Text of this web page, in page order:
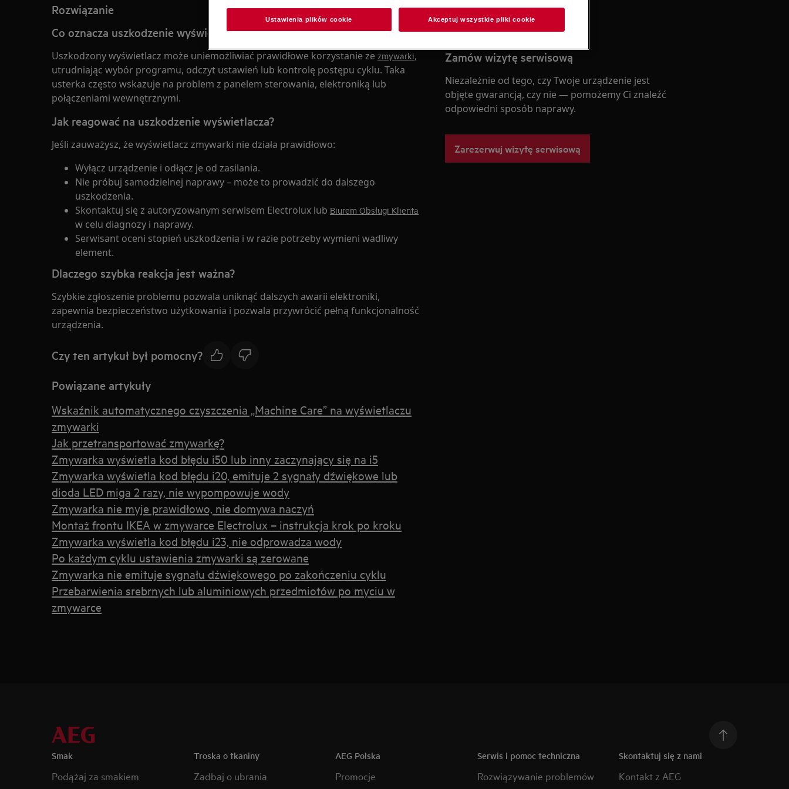
Rozwiązanie
Co oznacza uszkodzenie wyświetlacza zmywarki?
Uszkodzony wyświetlacz może uniemożliwiać prawidłowe korzystanie ze zmywarki,
utrudniając wybór programu, odczyt ustawień lub kontrolę postępu cyklu. Taka
usterka często wskazuje na problem z panelem sterowania, elektroniką lub
połączeniami wewnętrznymi.
Jak reagować na uszkodzenie wyświetlacza?
Jeśli zauważysz, że wyświetlacz zmywarki nie działa prawidłowo:
Wyłącz urządzenie i odłącz je od zasilania.
Nie próbuj samodzielnej naprawy – może to prowadzić do dalszego
uszkodzenia.
Skontaktuj się z autoryzowanym serwisem Electrolux lub Biurem Obsługi Klienta
w celu diagnozy i naprawy.
Serwisant oceni stopień uszkodzenia i w razie potrzeby wymieni wadliwy
element.
Dlaczego szybka reakcja jest ważna?
Szybkie zgłoszenie problemu pozwala uniknąć dalszych awarii elektroniki,
zapewnia bezpieczeństwo użytkowania i pozwala przywrócić pełną funkcjonalność
urządzenia.
Czy ten artykuł był pomocny?
Powiązane artykuły
Wskaźnik automatycznego czyszczenia „Machine Care” na wyświetlaczu
zmywarki
Jak przetransportować zmywarkę?
Zmywarka wyświetla kod błędu i50 lub inny zaczynający się na i5
Zmywarka wyświetla kod błędu i20, emituje 2 sygnały dźwiękowe lub
dioda LED miga 2 razy, nie wypompowuje wody
Zmywarka nie myje prawidłowo, nie domywa naczyń
Montaż frontu IKEA w zmywarce Electrolux – instrukcja krok po kroku
Zmywarka wyświetla kod błędu i23, nie odprowadza wody
Po każdym cyklu ustawienia zmywarki są zerowane
Zmywarka nie emituje sygnału dźwiękowego po zakończeniu cyklu
Przebarwienia srebrnych lub aluminiowych przedmiotów po myciu w
zmywarce
Zamów wizytę serwisową
Niezależnie od tego, czy Twoje urządzenie jest
objęte gwarancją, czy nie — pomożemy Ci znaleźć
odpowiedni sposób naprawy.
Zarezerwuj wizytę serwisową
Smak
Podążaj za smakiem
Troska o tkaniny
Zadbaj o ubrania
AEG Polska
Promocje
Serwis i pomoc techniczna
Rozwiązywanie problemów
Skontaktuj się z nami
Kontakt z AEG
Ustawienia plików cookie Akceptuj wszystkie pliki cookie